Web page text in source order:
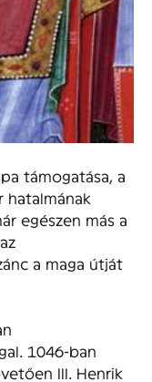
támogatása, a
hatalmának
egészen más a
a maga útját
1046-ban
III. Henrik